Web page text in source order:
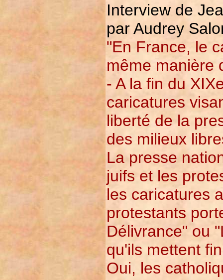
Interview de
par Audrey
"En France, le
même manière
- A la fin du
caricatures
liberté de la
des milieux
La presse
juifs et les
les caricatures
protestants
Délivrance" ou
qu'ils mettent
Oui, les